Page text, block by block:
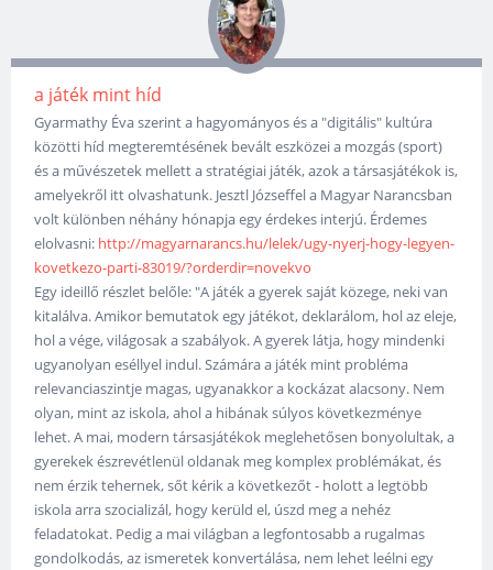
a játék mint híd
Gyarmathy Éva szerint a hagyományos és a "digitális" kultúra
közötti híd megteremtésének bevált eszközei a mozgás (sport)
és a művészetek mellett a stratégiai játék, azok a társasjátékok is,
amelyekről itt olvashatunk. Jesztl Józseffel a Magyar Narancsban
volt különben néhány hónapja egy érdekes interjú. Érdemes
elolvasni: http://magyarnarancs.hu/lelek/ugy-nyerj-hogy-legyen-
kovetkezo-parti-83019/?orderdir=novekvo
Egy ideillő részlet belőle: "A játék a gyerek saját közege, neki van
kitalálva. Amikor bemutatok egy játékot, deklarálom, hol az eleje,
hol a vége, világosak a szabályok. A gyerek látja, hogy mindenki
ugyanolyan eséllyel indul. Számára a játék mint probléma
relevanciaszintje magas, ugyanakkor a kockázat alacsony. Nem
olyan, mint az iskola, ahol a hibának súlyos következménye
lehet. A mai, modern társasjátékok meglehetősen bonyolultak, a
gyerekek észrevétlenül oldanak meg komplex problémákat, és
nem érzik tehernek, sőt kérik a következőt - holott a legtöbb
iskola arra szocializál, hogy kerüld el, úszd meg a nehéz
feladatokat. Pedig a mai világban a legfontosabb a rugalmas
gondolkodás, az ismeretek konvertálása, nem lehet leélni egy